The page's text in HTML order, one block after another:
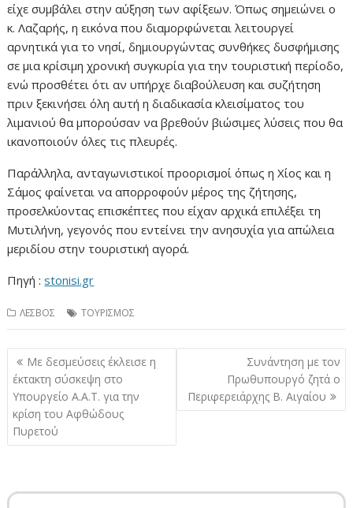
είχε συμβάλει στην αύξηση των αφίξεων. Όπως σημειώνει ο
κ. Λαζαρής, η εικόνα που διαμορφώνεται λειτουργεί
αρνητικά για το νησί, δημιουργώντας συνθήκες δυσφήμισης
σε μια κρίσιμη χρονική συγκυρία για την τουριστική περίοδο,
ενώ προσθέτει ότι αν υπήρχε διαβούλευση και συζήτηση
πριν ξεκινήσει όλη αυτή η διαδικασία κλεισίματος του
λιμανιού θα μπορούσαν να βρεθούν βιώσιμες λύσεις που θα
ικανοποιούν όλες τις πλευρές.
Παράλληλα, ανταγωνιστικοί προορισμοί όπως η Χίος και η
Σάμος φαίνεται να απορροφούν μέρος της ζήτησης,
προσελκύοντας επισκέπτες που είχαν αρχικά επιλέξει τη
Μυτιλήνη, γεγονός που εντείνει την ανησυχία για απώλεια
μεριδίου στην τουριστική αγορά.
Πηγή :stonisi.gr
ΛΕΣΒΟΣ ΤΟΥΡΙΣΜΟΣ
Πλοήγηση
άρθρων
Με δεσμεύσεις έκλεισε η
έκτακτη σύσκεψη στο
Υπουργείο Α.Α.Τ. για την
κρίση του Αφθώδους
Πυρετού
Συνάντηση με τον
Πρωθυπουργό ζητά ο
Περιφερειάρχης Β. Αιγαίου